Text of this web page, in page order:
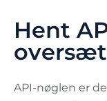
Hent
API-nøglen er